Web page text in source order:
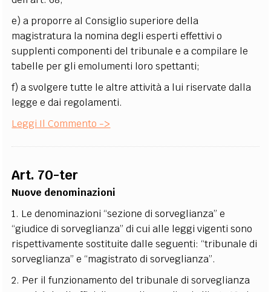
e) a proporre al Consiglio superiore della
magistratura la nomina degli esperti effettivi o
supplenti componenti del tribunale e a compilare le
tabelle per gli emolumenti loro spettanti;
f) a svolgere tutte le altre attività a lui riservate dalla
legge e dai regolamenti.
Leggi Il Commento ->
Art. 70-ter
Nuove denominazioni
1. Le denominazioni “sezione di sorveglianza” e
“giudice di sorveglianza” di cui alle leggi vigenti sono
rispettivamente sostituite dalle seguenti: “tribunale di
sorveglianza” e “magistrato di sorveglianza”.
2. Per il funzionamento del tribunale di sorveglianza